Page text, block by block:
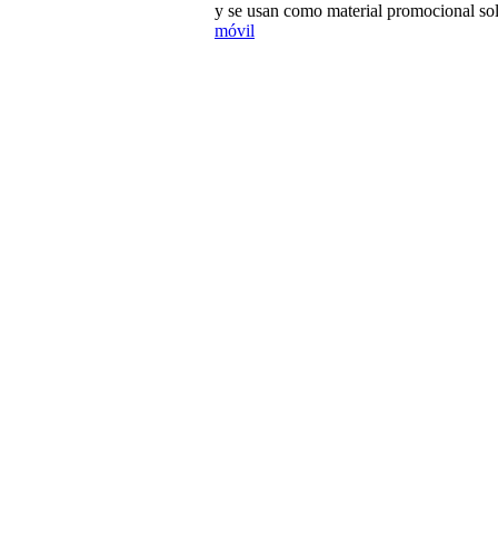
y se usan como material promocional
móvil